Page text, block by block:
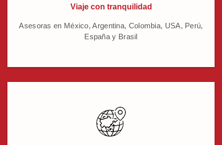
Viaje con tranquilidad
Asesoras en México, Argentina, Colombia, USA, Perú,
España y Brasil